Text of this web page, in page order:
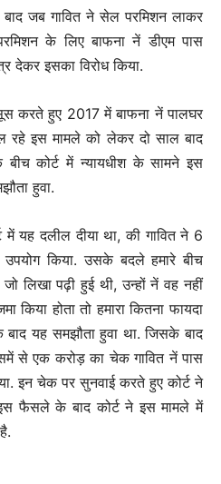
जब गावित ने सेल परमिशन लाकर
के लिए बाफना नें डीएम पास
देकर इसका विरोध किया.
करते हुए 2017 में बाफना नें पालघर
रहे इस मामले को लेकर दो साल बाद
कोर्ट में न्यायधीश के सामने इस
हुवा.
में यह दलील दीया था, की गावित ने 6
किया. उसके बदले हमारे बीच
लिखा पढ़ी हुई थी, उन्हों नें वह नहीं
किया होता तो हमारा कितना फायदा
बाद यह समझौता हुवा था. जिसके बाद
से एक करोड़ का चेक गावित नें पास
इन चेक पर सुनवाई करते हुए कोर्ट ने
फैसले के बाद कोर्ट ने इस मामले में